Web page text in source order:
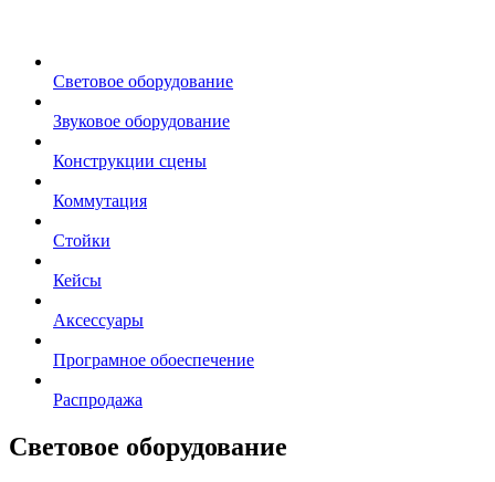
Световое оборудование
Звуковое оборудование
Конструкции сцены
Коммутация
Стойки
Кейсы
Аксессуары
Програмное обоеспечение
Распродажа
Световое оборудование